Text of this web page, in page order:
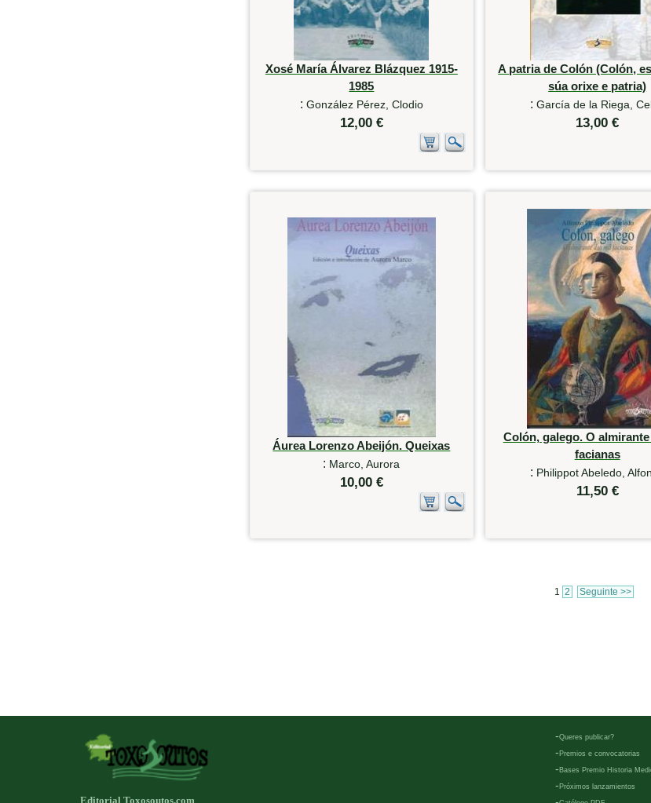
Xosé María Álvarez Blázquez 1915-
1985
: González Pérez, Clodio
12,00 €
A patria de Colón (Colón,
súa orixe e patria)
:García de la Riega,
13,00 €
Áurea Lorenzo Abeijón. Queixas
: Marco, Aurora
10,00 €
Colón, galego. O
facianas
: Philippot Abeledo,
11,50 €
1 2 Seguinte >>
Editorial Toxosoutos.com
-Queres publicar?
- Premios e convocatorias
- Bases Premio Historia
- Próximos lanzamientos